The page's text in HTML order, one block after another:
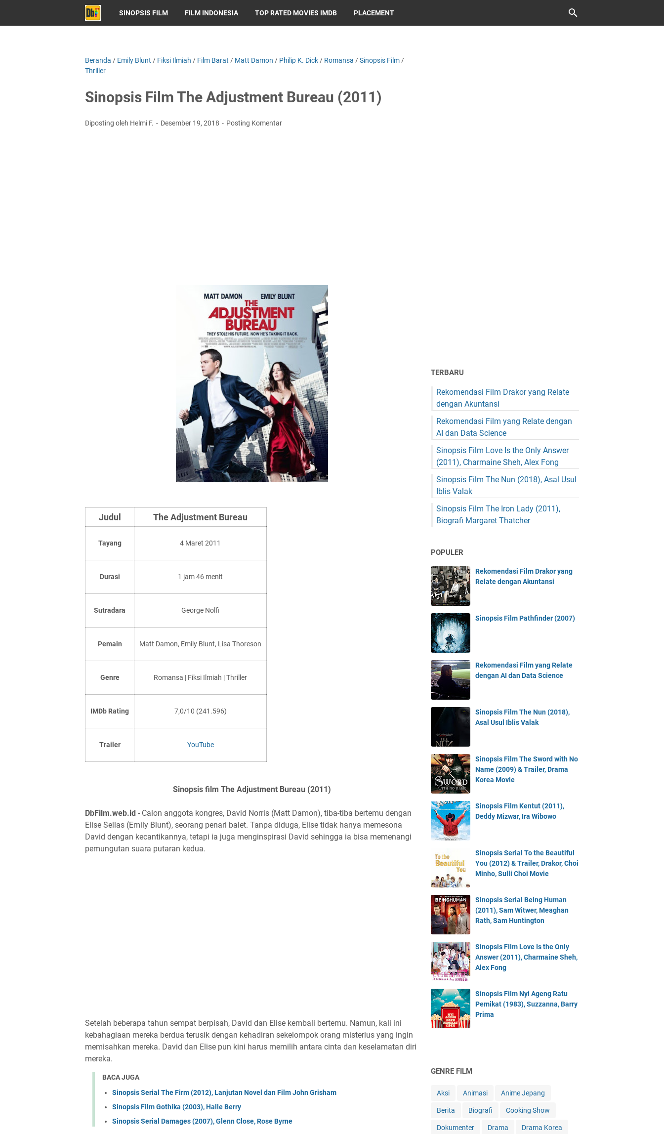
SINOPSIS FILM FILM INDONESIA TOP RATED MOVIES IMDB PLACEMENT
Beranda / Emily Blunt / Fiksi Ilmiah / Film Barat / Matt Damon / Philip K. Dick / Romansa /Sinopsis Film /
Thriller
Sinopsis Film The Adjustment Bureau (2011)
Diposting oleh Helmi F. Desember 19, 2018 Posting Komentar
Judul The Adjustment Bureau
Tayang 4 Maret 2011
Durasi 1 jam 46 menit
Sutradara George Nolfi
Pemain Matt Damon, Emily Blunt, Lisa Thoreson
Genre Romansa | Fiksi Ilmiah | Thriller
IMDb Rating 7,0/10 (241.596)
Trailer YouTube
Sinopsis film The Adjustment Bureau (2011)
DbFilm.web.id - Calon anggota kongres, David Norris (Matt Damon), tiba-tiba bertemu dengan
Elise Sellas (Emily Blunt), seorang penari balet. Tanpa diduga, Elise tidak hanya memesona
David dengan kecantikannya, tetapi ia juga menginspirasi David sehingga ia bisa memenangi
pemungutan suara putaran kedua.
Setelah beberapa tahun sempat berpisah, David dan Elise kembali bertemu. Namun, kali ini
kebahagiaan mereka berdua terusik dengan kehadiran sekelompok orang misterius yang ingin
memisahkan mereka. David dan Elise pun kini harus memilih antara cinta dan keselamatan diri
mereka.
BACA JUGA
Sinopsis Serial The Firm (2012), Lanjutan Novel dan Film John Grisham
Sinopsis Film Gothika (2003), Halle Berry
Sinopsis Serial Damages (2007), Glenn Close, Rose Byrne
TERBARU
Rekomendasi Film Drakor yang Relate
dengan Akuntansi
Rekomendasi Film yang Relate dengan
AI dan Data Science
Sinopsis Film Love Is the Only Answer
(2011), Charmaine Sheh, Alex Fong
Sinopsis Film The Nun (2018), Asal Usul
Iblis Valak
Sinopsis Film The Iron Lady (2011),
Biografi Margaret Thatcher
POPULER
Rekomendasi Film Drakor yang
Relate dengan Akuntansi
Sinopsis Film Pathfinder (2007)
Rekomendasi Film yang Relate
dengan AI dan Data Science
Sinopsis Film The Nun (2018),
Asal Usul Iblis Valak
Sinopsis Film The Sword with No
Name (2009) & Trailer, Drama
Korea Movie
Sinopsis Film Kentut (2011),
Deddy Mizwar, Ira Wibowo
Sinopsis Serial To the Beautiful
You (2012) & Trailer, Drakor, Choi
Minho, Sulli Choi Movie
Sinopsis Serial Being Human
(2011), Sam Witwer, Meaghan
Rath, Sam Huntington
Sinopsis Film Love Is the Only
Answer (2011), Charmaine Sheh,
Alex Fong
Sinopsis Film Nyi Ageng Ratu
Pemikat (1983), Suzzanna, Barry
Prima
GENRE FILM
Aksi Animasi Anime Jepang
Berita Biografi Cooking Show
Dokumenter Drama Drama Korea